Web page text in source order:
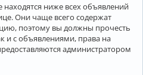
ниже всех объявлений
Они чаще всего содержат
поэтому вы должны прочесть
и с объявлениями, права на
администратором